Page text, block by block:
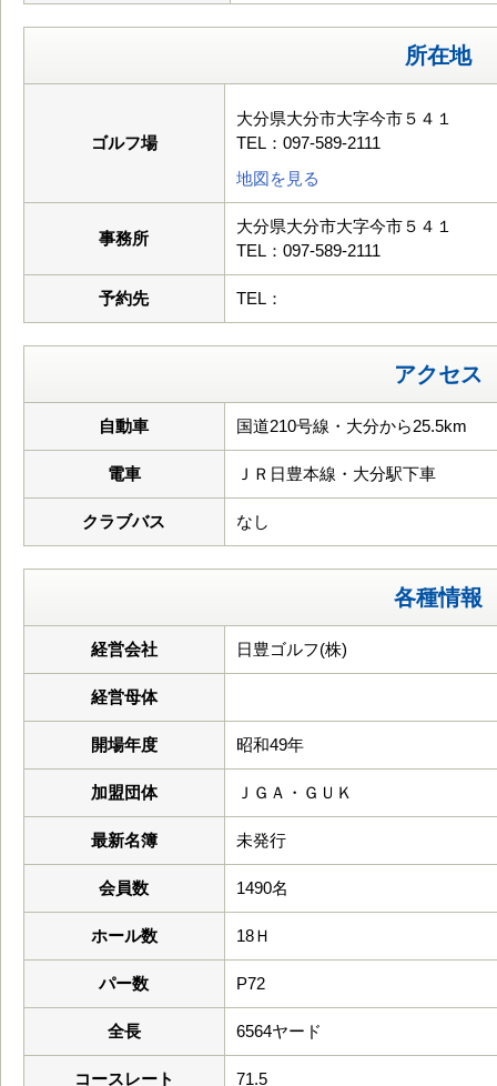
所在地
ゴルフ場
大分県大分市大字今市５４１
TEL：097-589-2111
地図を見る
事務所
大分県大分市大字今市５４１
TEL：097-589-2111
予約先 TEL：
アクセス
自動車 国道210号線・大分から25.5km
電車 ＪＲ日豊本線・大分駅下車
クラブバス なし
各種情報
経営会社 日豊ゴルフ(株)
経営母体
開場年度 昭和49年
加盟団体 ＪＧＡ・ＧＵＫ
最新名簿 未発行
会員数 1490名
ホール数 18Ｈ
パー数 P72
全長 6564ヤード
コースレート 71.5